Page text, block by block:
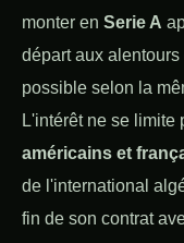
monter en Serie A
départ aux alentours
possible selon la
L'intérêt ne se limite
américains et
de l'international
fin de son contrat